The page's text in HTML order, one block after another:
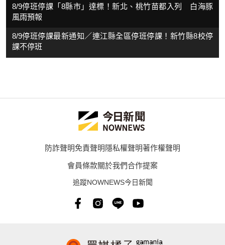
8/9停班停課「8縣市」達標！新北、桃竹苗都入列 白海豚
風雨預報
8/9停班停課最新通知／連江縣全區停班停課！新竹縣8校停
課不停班
防詐聲明免責聲明隱私權聲明著作權聲明
會員條款關於我們合作提案
追蹤NOWNEWS今日新聞